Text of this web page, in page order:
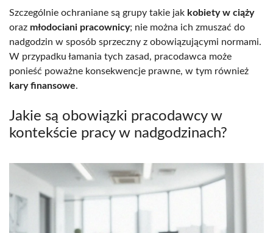
Szczególnie ochraniane są grupy takie jak kobiety w ciąży
oraz młodociani pracownicy; nie można ich zmuszać do
nadgodzin w sposób sprzeczny z obowiązującymi normami.
W przypadku łamania tych zasad, pracodawca może
ponieść poważne konsekwencje prawne, w tym również
kary finansowe.
Jakie są obowiązki pracodawcy w
kontekście pracy w nadgodzinach?